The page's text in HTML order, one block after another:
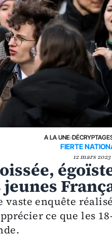
A LA UNE›
FIERTE
12 mars 2023
jeunes
vaste enquête
ce que les